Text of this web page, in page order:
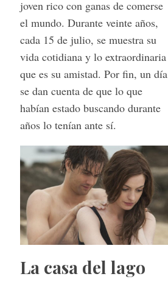
joven rico con ganas de comerse
el mundo. Durante veinte años,
cada 15 de julio, se muestra su
vida cotidiana y lo extraordinaria
que es su amistad. Por fin, un día
se dan cuenta de que lo que
habían estado buscando durante
años lo tenían ante sí.
La casa del lago
S
e
a
c
h
f
o
: